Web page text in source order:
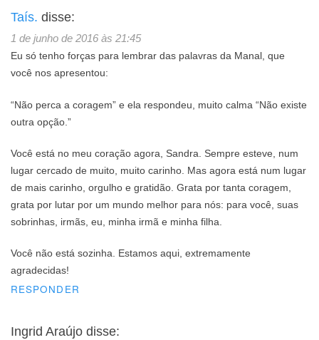
Taís. disse:
1 de junho de 2016 às 21:45
Eu só tenho forças para lembrar das palavras da Manal, que
você nos apresentou:
“Não perca a coragem” e ela respondeu, muito calma “Não existe
outra opção.”
Você está no meu coração agora, Sandra. Sempre esteve, num
lugar cercado de muito, muito carinho. Mas agora está num lugar
de mais carinho, orgulho e gratidão. Grata por tanta coragem,
grata por lutar por um mundo melhor para nós: para você, suas
sobrinhas, irmãs, eu, minha irmã e minha filha.
Você não está sozinha. Estamos aqui, extremamente
agradecidas!
RESPONDER
Ingrid Araújo disse: